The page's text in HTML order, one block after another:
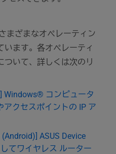
まざまなオペレーティン
います。各オペレーティ
ついて、詳しくは次のリ
Windows® コンピュータ
アクセスポイントの IP ア
ASUS Device
てワイヤレス ルーター